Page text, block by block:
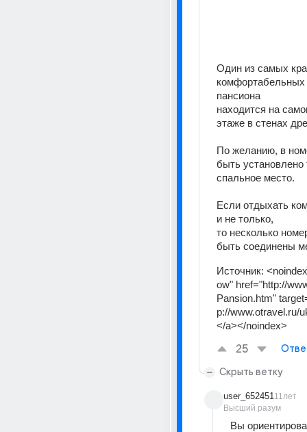
Один из самых
комфортабельных
пансиона
находится на
этаже в стенах
По желанию, в
быть установлено
спальное место.
Если отдыхать
и не только,
то несколько
быть соединены
Источник:
ow" href="http://
Pansion.htm"
p://www.otravel.ru/
</a></noindex>
25
Скрыть ветку
user_652451
Высший разум
11лет
Вы